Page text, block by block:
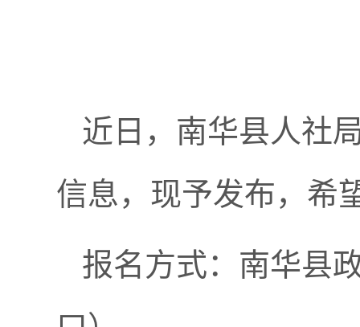
近日，南华县人社
信息，现予发布，希
报名方式：南华县